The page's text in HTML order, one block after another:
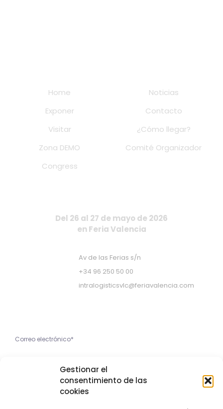
Gestionar el
consentimiento de las
cookies
Home
Exponer
Visitar
Zona DEMO
Congress
Noticias
Contacto
¿Cómo llegar?
Comité Organizador
Del 26 al 27 de mayo de 2026
en Feria Valencia
Av de las Ferias s/n
+34 96 250 50 00
intralogisticsvlc@feriavalencia.com
Política de Privacidad
Apúntame